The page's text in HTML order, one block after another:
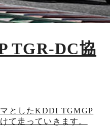
TGR-DC協
としたKDDI TGMGP
て走っていきます。